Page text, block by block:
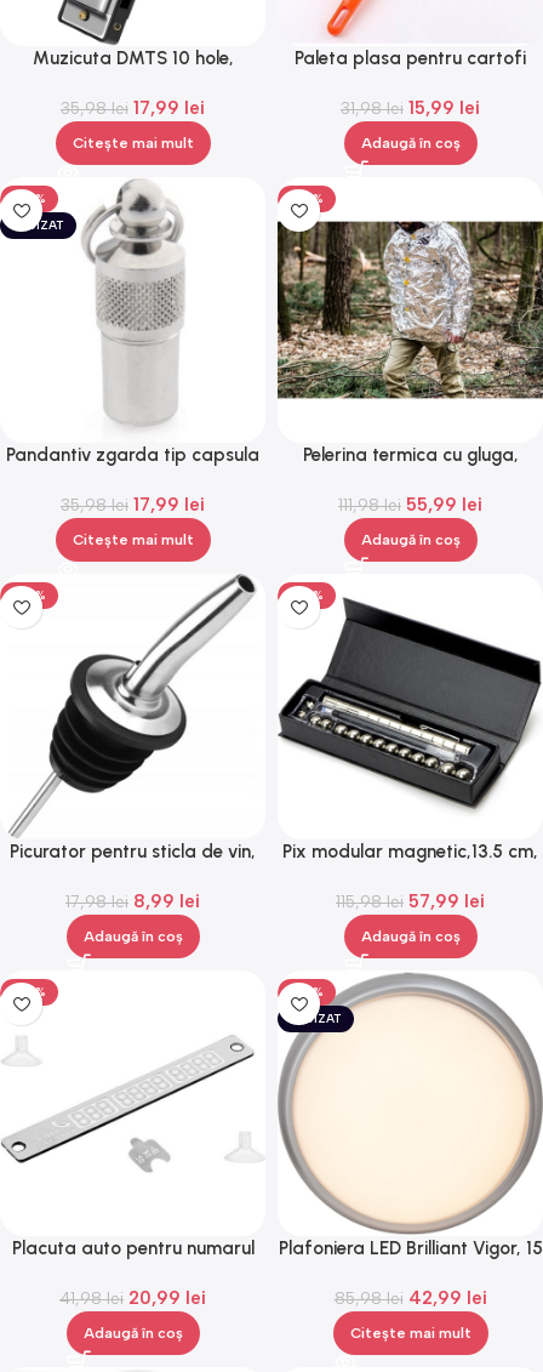
Muzicuta DMTS 10 hole,
35,98lei 17,99 lei
Citește mai mult
Paleta plasa pentru cartofi
31,98lei 15,99 lei
Adaugă în coș
-50%
EPUIZAT
Pandantiv zgarda tip capsula
35,98lei 17,99 lei
Citește mai mult
-50%
Pelerina termica cu gluga,
111,98lei 55,99 lei
Adaugă în coș
-50%
Picurator pentru sticla de vin,
17,98lei 8,99 lei
Adaugă în coș
-50%
Pix modular magnetic,13.5 cm,
115,98lei 57,99 lei
Adaugă în coș
-50%
Placuta auto pentru numarul
ventuze,Gonga®
41,98lei 20,99 lei
Adaugă în coș
-50%
EPUIZAT
Plafoniera LED Brilliant Vigor, 15
85,98lei 42,99 lei
Citește mai mult